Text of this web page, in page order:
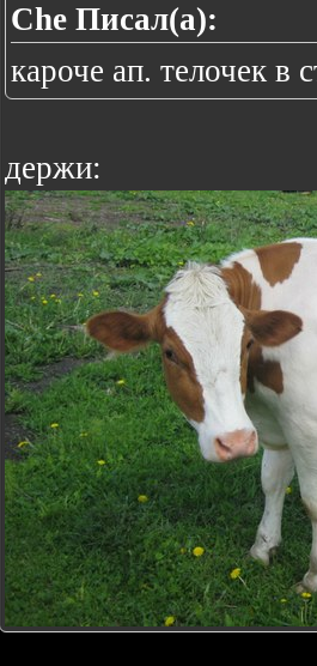
Che Писал(а):
кароче ап. телочек в
держи: